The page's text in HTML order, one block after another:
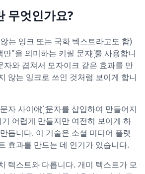
무엇인가요?
는 잉크 또는 국화 텍스트라고도 함)
"을 의미하는 키릴 문자 ҉를 사용합니
자와 겹쳐서 모자이크 같은 효과를 만
않는 잉크로 쓰인 것처럼 보이게 합니
자 사이에 ҉ 문자를 삽입하여 만들어지
어렵게 만들지만 여전히 보이게 하
듭니다. 이 기술은 소셜 미디어 플랫
효과를 만드는 데 인기가 있습니다.
텍스트와 다릅니다. 개미 텍스트가 모